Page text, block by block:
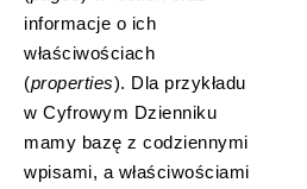
informacje o ich
właściwościach
(properties). Dla przykładu
w Cyfrowym Dzienniku
mamy bazę z codziennymi
wpisami, a właściwościami